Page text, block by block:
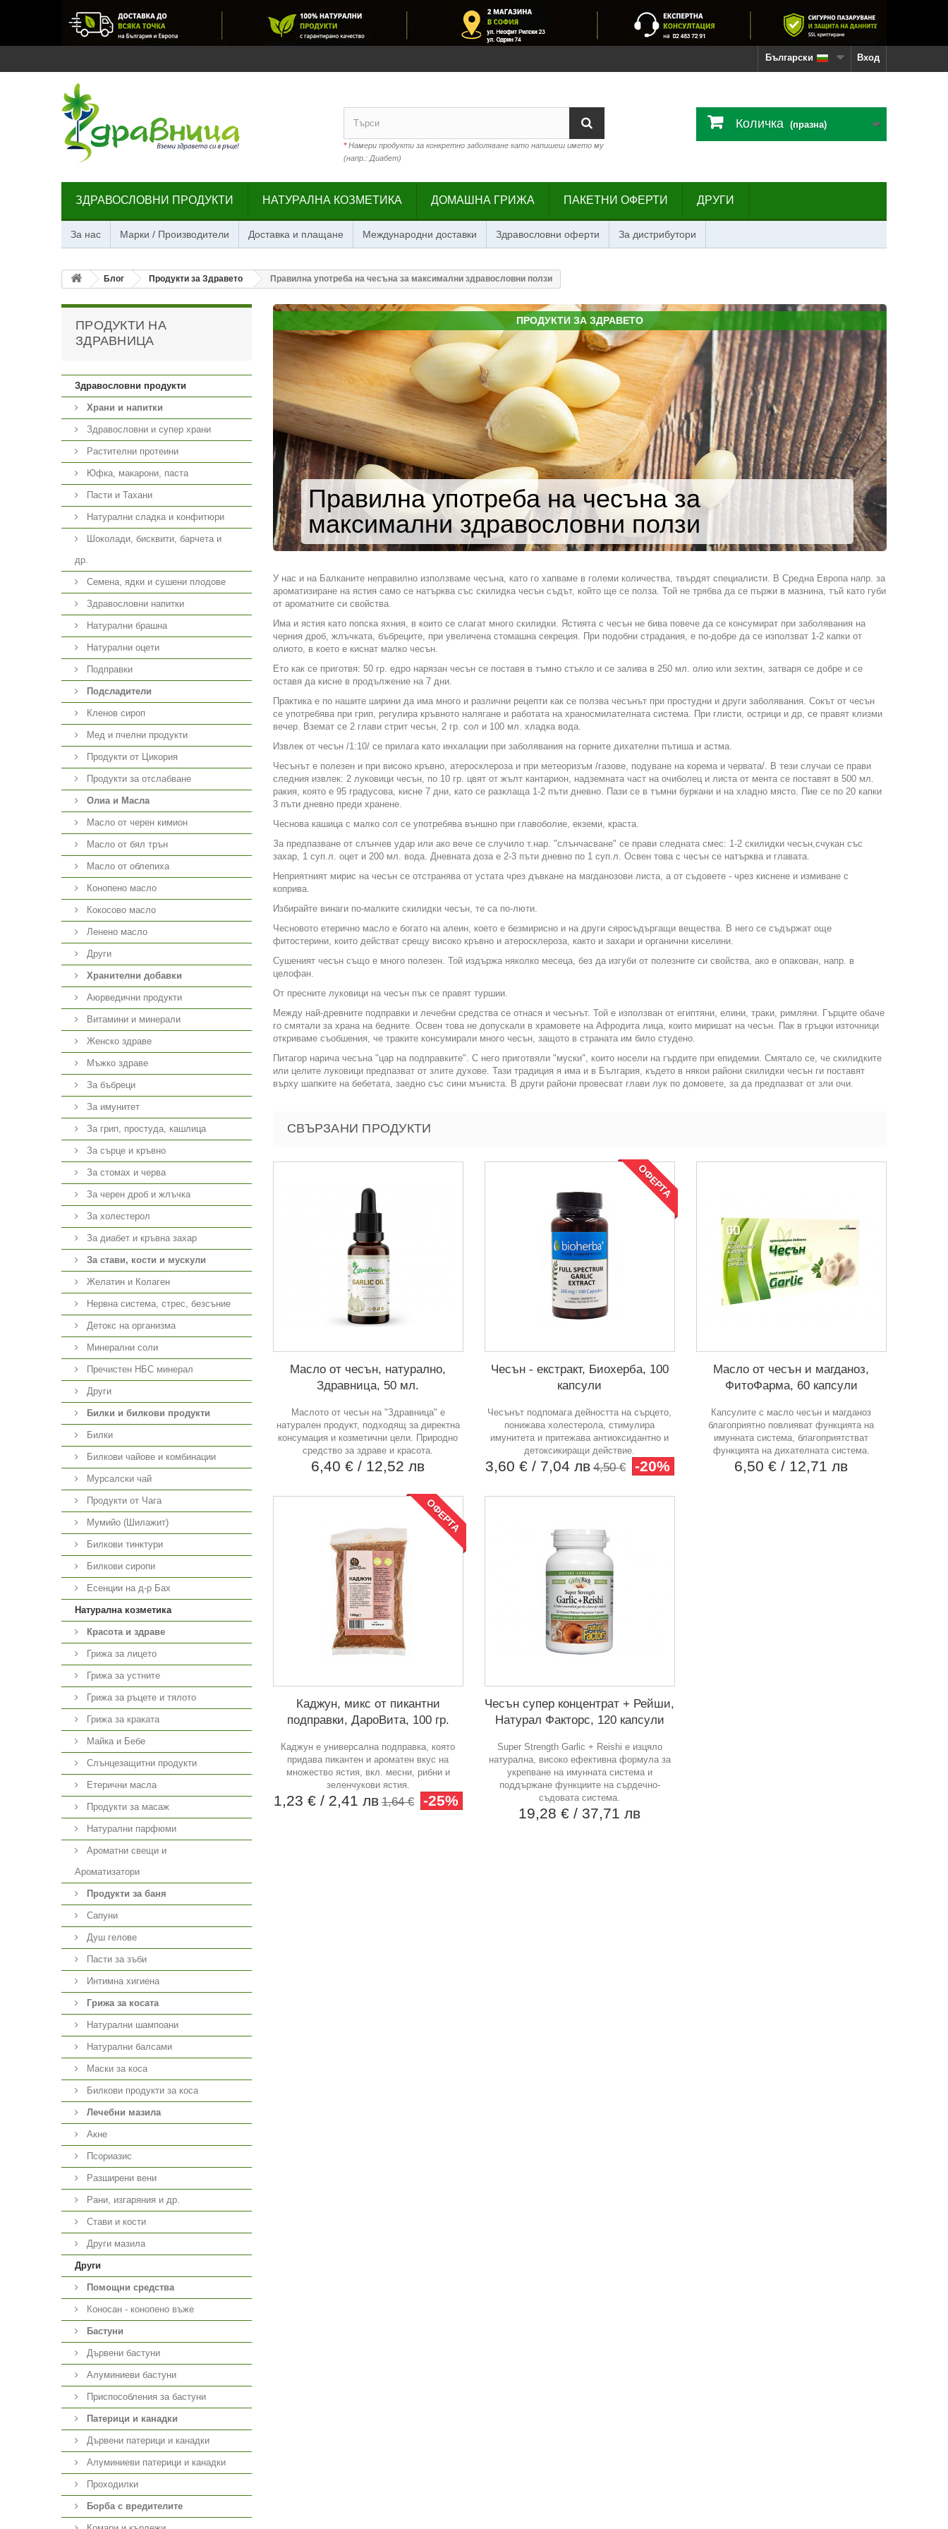
Вход
Български
*Намери продукти за конкретно заболяване като напишеш името му
(напр.: Диабет)
Количка (празна)
ЗДРАВОСЛОВНИ ПРОДУКТИ НАТУРАЛНА КОЗМЕТИКА ДОМАШНА ГРИЖА ПАКЕТНИ ОФЕРТИ ДРУГИ
За нас Марки / Производители Доставка и плащане Международни доставки Здравословни оферти За дистрибутори
Блог Продукти за Здравето Правилна употреба на чесъна за максимални здравословни ползи
ПРОДУКТИ НА
ЗДРАВНИЦА
Здравословни продукти
Храни и напитки
Здравословни и супер храни
Растителни протеини
Юфка, макарони, паста
Пасти и Тахани
Натурални сладка и конфитюри
Шоколади, бисквити, барчета и
др.
Семена, ядки и сушени плодове
Здравословни напитки
Натурални брашна
Натурални оцети
Подправки
Подсладители
Кленов сироп
Мед и пчелни продукти
Продукти от Цикория
Продукти за отслабване
Олиа и Масла
Масло от черен кимион
Масло от бял трън
Масло от облепиха
Конопено масло
Кокосово масло
Ленено масло
Други
Хранителни добавки
Аюрведични продукти
Витамини и минерали
Женско здраве
Мъжко здраве
За бъбреци
За имунитет
За грип, простуда, кашлица
За сърце и кръвно
За стомах и черва
За черен дроб и жлъчка
За холестерол
За диабет и кръвна захар
За стави, кости и мускули
Желатин и Колаген
Нервна система, стрес, безсъние
Детокс на организма
Минерални соли
Пречистен НБС минерал
Други
Билки и билкови продукти
Билки
Билкови чайове и комбинации
Мурсалски чай
Продукти от Чага
Мумийо (Шилажит)
Билкови тинктури
Билкови сиропи
Есенции на д-р Бах
Натурална козметика
Красота и здраве
Грижа за лицето
Грижа за устните
Грижа за ръцете и тялото
Грижа за краката
Майка и Бебе
Слънцезащитни продукти
Етерични масла
Продукти за масаж
Натурални парфюми
Ароматни свещи и
Ароматизатори
Продукти за баня
Сапуни
Душ гелове
Пасти за зъби
Интимна хигиена
Грижа за косата
Натурални шампоани
Натурални балсами
Маски за коса
Билкови продукти за коса
Лечебни мазила
Акне
Псориазис
Разширени вени
Рани, изгаряния и др.
Стави и кости
Други мазила
Други
Помощни средства
Коносан - конопено въже
Бастуни
Дървени бастуни
Алуминиеви бастуни
Приспособления за бастуни
Патерици и канадки
Дървени патерици и канадки
Алуминиеви патерици и канадки
Проходилки
Борба с вредителите
Правилна употреба на чесъна за
максимални здравословни ползи
ПРОДУКТИ ЗА ЗДРАВЕТО
У нас и на Балканите неправилно използваме чесъна, като го хапваме в големи количества, твърдят специалисти. В Средна Европа напр. за
ароматизиране на ястия само се натърква със скилидка чесън съдът, който ще се полза. Той не трябва да се пържи в мазнина, тъй като губи
от ароматните си свойства.
Има и ястия като попска яхния, в които се слагат много скилидки. Ястията с чесън не бива повече да се консумират при заболявания на
черния дроб, жлъчката, бъбреците, при увеличена стомашна секреция. При подобни страдания, е по-добре да се използват 1-2 капки от
олиото, в което е киснат малко чесън.
Ето как се приготвя: 50 гр. едро нарязан чесън се поставя в тъмно стъкло и се залива в 250 мл. олио или зехтин, затваря се добре и се
оставя да кисне в продължение на 7 дни.
Практика е по нашите ширини да има много и различни рецепти как се ползва чесънът при простудни и други заболявания. Сокът от чесън
се употребява при грип, регулира кръвното налягане и работата на храносмилателната система. При глисти, острици и др, се правят клизми
вечер. Вземат се 2 глави стрит чесън, 2 гр. сол и 100 мл. хладка вода.
Извлек от чесън /1:10/ се прилага като инхалации при заболявания на горните дихателни пътиша и астма.
Чесънът е полезен и при високо кръвно, атеросклероза и при метеоризъм /газове, подуване на корема и червата/. В тези случаи се прави
следния извлек: 2 луковици чесън, по 10 гр. цвят от жълт кантарион, надземната част на очиболец и листа от мента се поставят в 500 мл.
ракия, която е 95 градусова, кисне 7 дни, като се разклаща 1-2 пъти дневно. Пази се в тъмни буркани и на хладно място. Пие се по 20 капки
3 пъти дневно преди хранене.
Чеснова кашица с малко сол се употребява външно при главоболие, екземи, краста.
За предпазване от слънчев удар или ако вече се случило т.нар. "слънчасване" се прави следната смес: 1-2 скилидки чесън,счукан със
захар, 1 суп.л. оцет и 200 мл. вода. Дневната доза е 2-3 пъти дневно по 1 суп.л. Освен това с чесън се натърква и главата.
Неприятният мирис на чесън се отстранява от устата чрез дъвкане на магданозови листа, а от съдовете - чрез киснене и измиване с
коприва.
Избирайте винаги по-малките скилидки чесън, те са по-люти.
Чесновото етерично масло е богато на алеин, което е безмирисно и на други сяросъдъргащи вещества. В него се съдържат още
фитостерини, които действат срещу високо кръвно и атеросклероза, както и захари и органични киселини.
Сушеният чесън също е много полезен. Той издържа няколко месеца, без да изгуби от полезните си свойства, ако е опакован, напр. в
целофан.
От пресните луковици на чесън пък се правят туршии.
Между най-древните подправки и лечебни средства се отнася и чесънът. Той е използван от египтяни, елини, траки, римляни. Гърците обаче
го смятали за храна на бедните. Освен това не допускали в храмовете на Афродита лица, които миришат на чесън. Пак в гръцки източници
откриваме съобшения, че траките консумирали много чесън, защото в страната им било студено.
Питагор нарича чесъна "цар на подправките". С него приготвяли "муски", които носели на гърдите при епидемии. Смятало се, че скилидките
или целите луковици предпазват от злите духове. Тази традиция я има и в България, където в някои райони скилидки чесън ги поставят
върху шапките на бебетата, заедно със сини мъниста. В други райони провесват глави лук по домовете, за да предпазват от зли очи.
СВЪРЗАНИ ПРОДУКТИ
Масло от чесън, натурално,
Здравница, 50 мл.
Маслото от чесън на "Здравница" е
натурален продукт, подходящ за директна
консумация и козметични цели. Природно
средство за здраве и красота.
6,40 €/ 12,52 лв
ОФЕРТА
Чесън - екстракт, Биохерба, 100
капсули
Чесънът подпомага дейността на сърцето,
понижава холестерола, стимулира
имунитета и притежава антиоксидантно и
детоксикиращи действие.
3,60 € / 7,04 лв 4,50 € -20%
Масло от чесън и магданоз,
ФитоФарма, 60 капсули
Капсулите с масло чесън и магданоз
благоприятно повлияват функцията на
имунната система, благоприятстват
функцията на дихателната система.
6,50 €/ 12,71 лв
ОФЕРТА
Каджун, микс от пикантни
подправки, ДароВита, 100 гр.
Каджун е универсална подправка, която
придава пикантен и ароматен вкус на
множество ястия, вкл. месни, рибни и
зеленчукови ястия.
1,23 € / 2,41 лв 1,64 € -25%
Чесън супер концентрат + Рейши,
Натурал Факторс, 120 капсули
Super Strength Garlic + Reishi е изцяло
натурална, високо ефективна формула за
укрепване на имунната система и
поддържане функциите на сърдечно-
съдовата система.
19,28 €/ 37,71 лв